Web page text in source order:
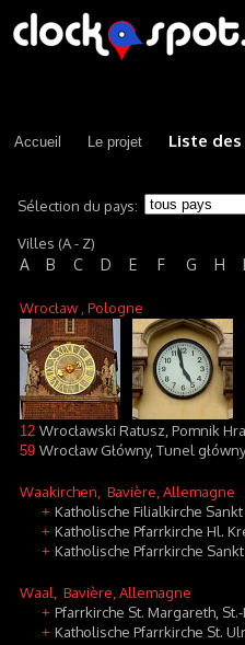
Accueil Le projet Liste
Sélection du pays:
Villes (A - Z)
A B C D E F G H I
Wrocław , Pologne
12 Wrocławski Ratusz, Pomnik
59 Wrocław Główny, Tunel
Waakirchen , Bavière, Allemagne
+ Katholische Filialkirche
+ Katholische Pfarrkirche Hl.
+ Katholische Pfarrkirche
Waal , Bavière, Allemagne
+ Pfarrkirche St. Margareth,
+ Katholische Pfarrkirche St.